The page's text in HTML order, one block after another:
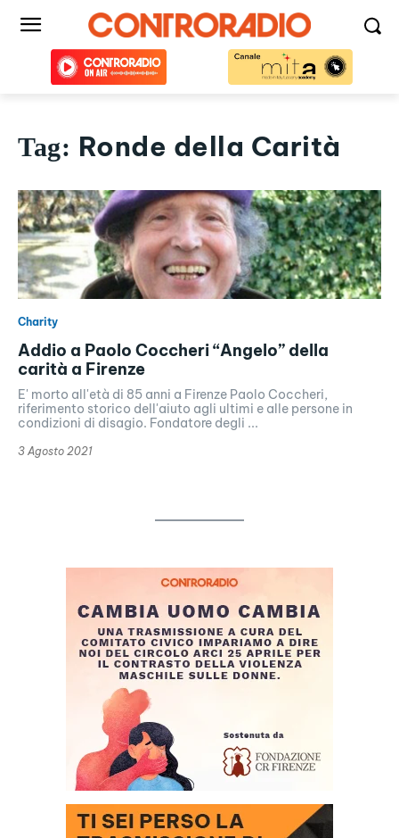
Tag: Ronde della Carità
Charity
Addio a Paolo Coccheri “Angelo” della
carità a Firenze
E' morto all'età di 85 anni a Firenze Paolo Coccheri,
riferimento storico dell'aiuto agli ultimi e alle persone in
condizioni di disagio. Fondatore degli ...
3 Agosto 2021